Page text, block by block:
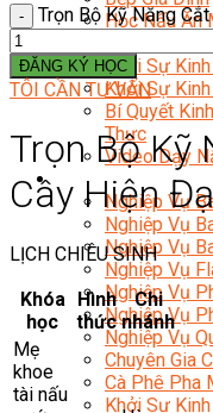
Học Nấu Ăn
Chuyên Đề
Khởi Sự
Khởi Sự
Bí Quyết
Thực
Video Dạy
Pha Chế
Nghiệp Vụ
Nghiệp Vụ
Nghiệp Vụ
Nghiệp Vụ
Nghiệp Vụ
Nghiệp Vụ
Nghiệp Vụ
Chuyên Gia
Cà Phê Pha
Khởi Sự
Trọn Bộ Kỹ Năng
ĐĂNG KÝ HỌC
TÔI CẦN TƯ VẤN
Trọn Bộ Kỹ
Cây Hiện
LỊCH CHIÊU SINH
Khóa
học
Hình
thức
Chi
nhánh
Mẹ
khoe
tài nấu